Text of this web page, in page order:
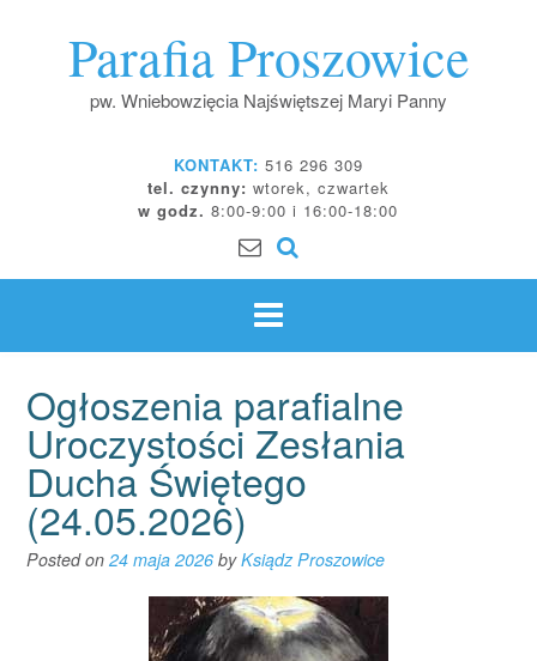
Parafia Proszowice
pw. Wniebowzięcia Najświętszej Maryi Panny
KONTAKT: 516 296 309
tel. czynny: wtorek, czwartek
w godz. 8:00-9:00 i 16:00-18:00
Ogłoszenia parafialne
Uroczystości Zesłania
Ducha Świętego
(24.05.2026)
Posted on 24 maja 2026 byKsiądz Proszowice